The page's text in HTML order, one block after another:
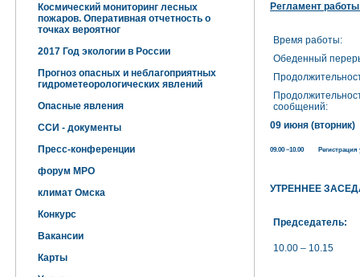
Космический мониторинг лесных
пожаров. Оперативная отчетность о
точках вероятног
2017 Год экологии в России
Прогноз опасных и неблагоприятных
гидрометеорологических явлений
Опасные явления
ССИ - документы
Пресс-конференции
форум МРО
климат Омска
Конкурс
Вакансии
Карты
Регламент
Время работы:
Обеденный
сообщений:
09 июня (вторник)
09.00 –10.00 Регистрация
УТРЕННЕЕ
Председатель:
10.00 – 10.15